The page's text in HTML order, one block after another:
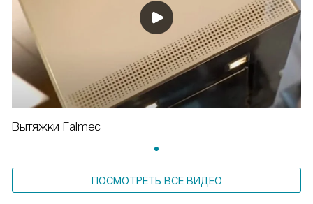
Вытяжки Falmec
ПОСМОТРЕТЬ ВСЕ ВИДЕО